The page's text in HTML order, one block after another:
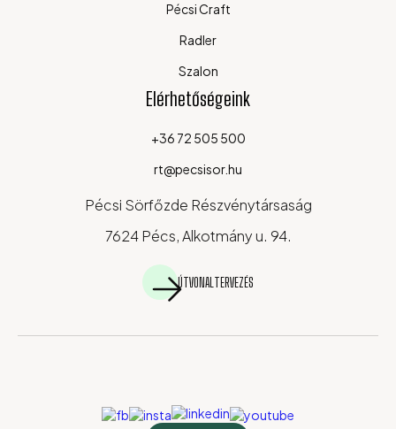
Pécsi Craft
Radler
Szalon
Elérhetőségeink
+36 72 505 500
rt@pecsisor.hu
Pécsi Sörfőzde Részvénytársaság
7624 Pécs, Alkotmány u. 94.
ÚTVONALTERVEZÉS